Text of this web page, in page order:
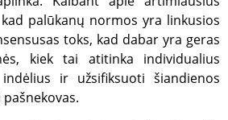
palūkanų normos yra linkusios
toks, kad dabar yra geras
kiek tai atitinka individualius
ir užsifiksuoti šiandienos
pašnekovas.
.gfbankas.lt 1 metai
atskirti ir